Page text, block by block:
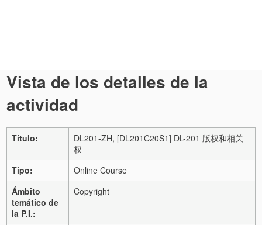
Vista de los detalles de la
actividad
Título:
DL201-ZH, [DL201C20S1] DL-201 版权和相关
权
Tipo:
Online Course
Ámbito
temático de
la P.I.:
Copyright